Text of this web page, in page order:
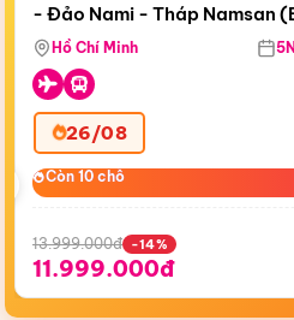
Bay Sun Phuquoc Airways
- Đảo Nami - Tháp Namsan
Airways)
Hồ Chí Minh
26/08
Còn 10 chỗ
Còn 10 chỗ
13.999.000đ -14%
11.999.000đ